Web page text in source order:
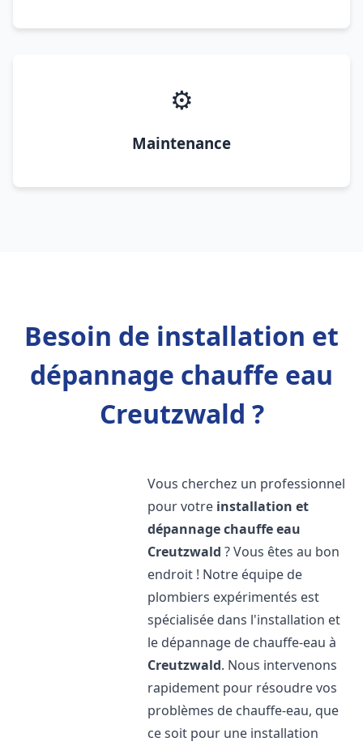
⚙️
Maintenance
Besoin de installation et
dépannage chauffe eau
Creutzwald ?
Vous cherchez un professionnel
pour votre installation et
dépannage chauffe eau
Creutzwald ? Vous êtes au bon
endroit ! Notre équipe de
plombiers expérimentés est
spécialisée dans l'installation et
le dépannage de chauffe-eau à
Creutzwald. Nous intervenons
rapidement pour résoudre vos
problèmes de chauffe-eau, que
ce soit pour une installation